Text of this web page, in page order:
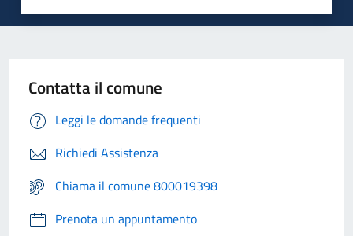
Contatta il comune
Leggi le domande frequenti
Richiedi Assistenza
Chiama il comune 800019398
Prenota un appuntamento